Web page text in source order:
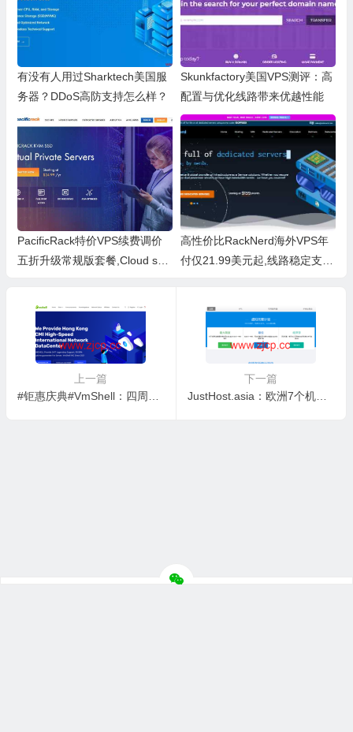
有没有人用过Sharktech美国服
务器？DDoS高防支持怎么样？
Skunkfactory美国VPS测评：高
配置与优化线路带来优越性能
PacificRack特价VPS续费调价
五折升级常规版套餐,Cloud ser
高性价比RackNerd海外VPS年
付仅21.99美元起,线路稳定支持
上一篇
下一篇
JustHost.asia：欧洲7个机房限时5折，$2.34/月起，可选荷兰/德国/芬兰/波兰/西班牙/爱尔兰等